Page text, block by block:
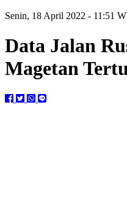
Senin, 18 April 2022 - 11:51
Data Jalan
Magetan